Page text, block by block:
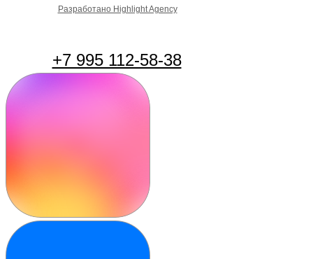
Разработано Highlight Agency
+7 995 112-58-38